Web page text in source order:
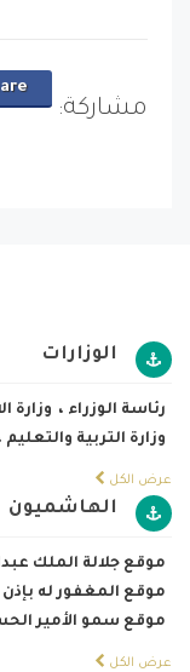
مشاركة:
الوزارات
رئاسة الوزراء ، وزارة
وزارة التربية والتعليم
عرض الكل
الهاشميون
موقع جلالة الملك
موقع المغفور له
موقع سمو الأمير
عرض الكل